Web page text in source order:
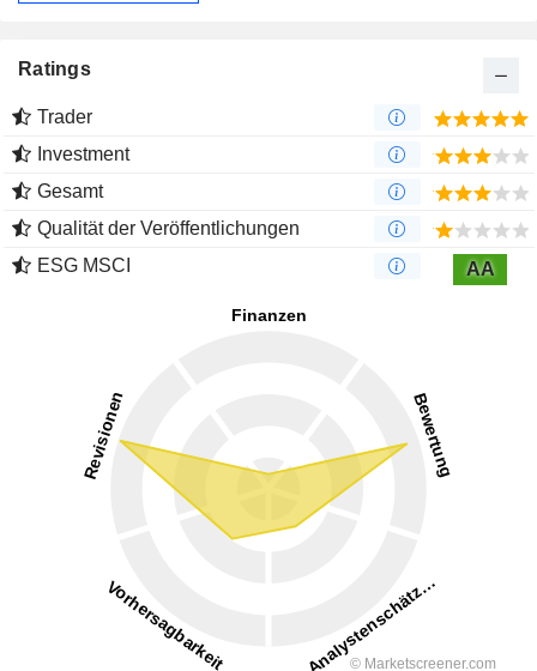
Ratings
Trader
Investment
Gesamt
Qualität der Veröffentlichungen
ESG MSCI
AA